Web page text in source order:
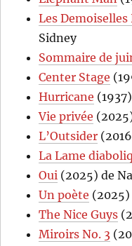
Les Demoiselles
Sidney
Sommaire de
Center Stage
Hurricane
Vie privée
L’Outsider
La Lame
Oui (2025) de
Un poète (2025)
The Nice Guys
Miroirs No. 3